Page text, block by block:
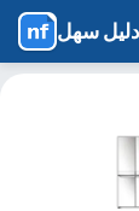
دليل سهل